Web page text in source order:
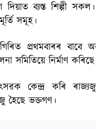
ব্যস্ত শিল্পী
সমূহ।
প্ৰথমবাৰৰ বাবে
সমিতিয়ে নিৰ্মাণ
কেন্দ্ৰ কৰি
হৈছে ভক্তগণ।